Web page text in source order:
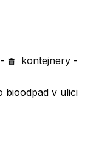
- kontejnery -
bioodpad v ulici